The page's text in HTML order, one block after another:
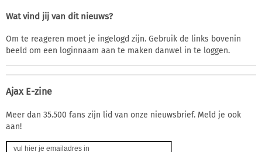
Wat vind jij van dit nieuws?
Om te reageren moet je ingelogd zijn. Gebruik de links bovenin
beeld om een loginnaam aan te maken danwel in te loggen.
Ajax E-zine
Meer dan 35.500 fans zijn lid van onze nieuwsbrief. Meld je ook
aan!